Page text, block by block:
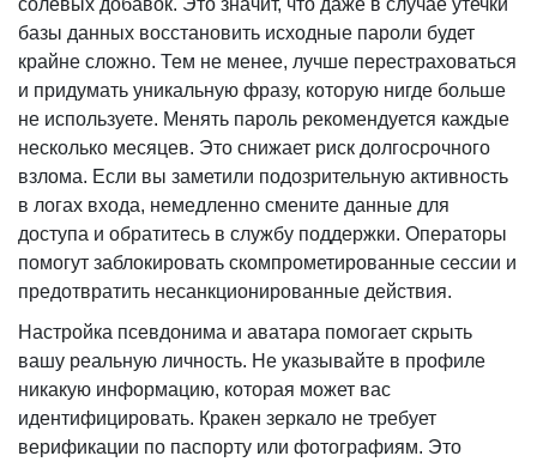
солевых добавок. Это значит, что даже в случае утечки
базы данных восстановить исходные пароли будет
крайне сложно. Тем не менее, лучше перестраховаться
и придумать уникальную фразу, которую нигде больше
не используете. Менять пароль рекомендуется каждые
несколько месяцев. Это снижает риск долгосрочного
взлома. Если вы заметили подозрительную активность
в логах входа, немедленно смените данные для
доступа и обратитесь в службу поддержки. Операторы
помогут заблокировать скомпрометированные сессии и
предотвратить несанкционированные действия.
Настройка псевдонима и аватара помогает скрыть
вашу реальную личность. Не указывайте в профиле
никакую информацию, которая может вас
идентифицировать. Кракен зеркало не требует
верификации по паспорту или фотографиям. Это